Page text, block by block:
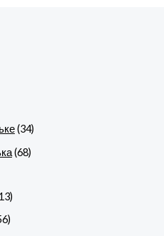
(34)
(68)